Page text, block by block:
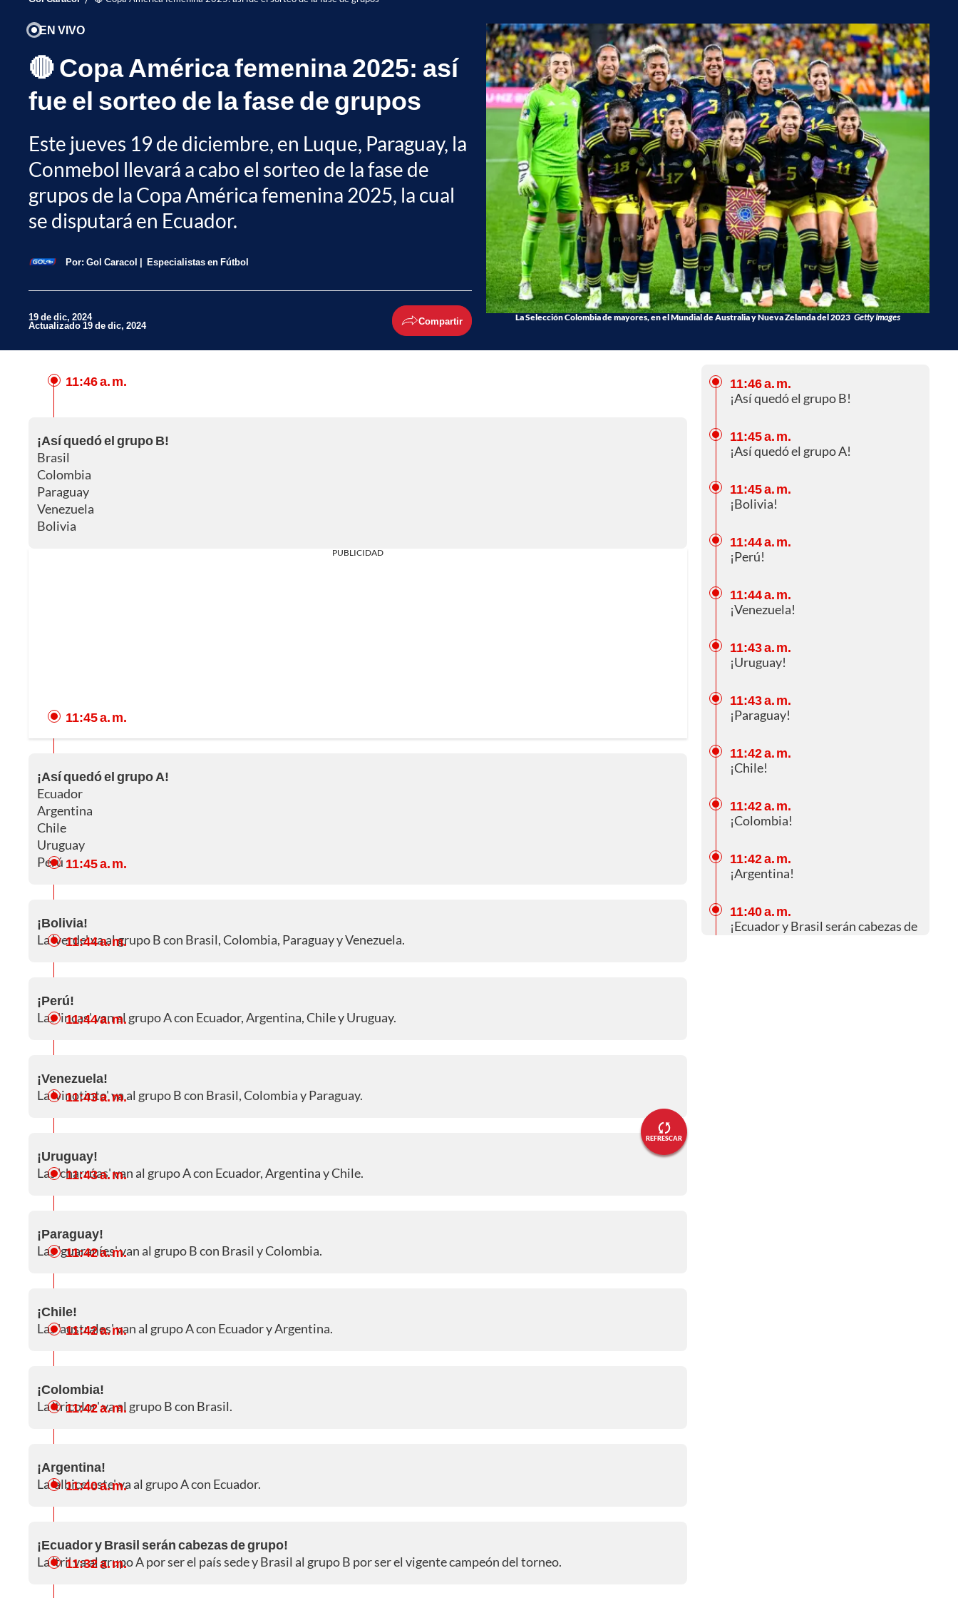
EN VIVO
🔴 Copa América femenina 2025: así
fue el sorteo de la fase de grupos
Este jueves 19 de diciembre, en Luque, Paraguay, la
Conmebol llevará a cabo el sorteo de la fase de
grupos de la Copa América femenina 2025, la cual
se disputará en Ecuador.
Por: Gol Caracol Especialistas en Fútbol
19 de dic, 2024
Actualizado 19 de dic, 2024 Compartir La Selección Colombia de mayores, en el Mundial de Australia y Nueva Zelanda del 2023 Getty Images
REFRESCAR
11:46 a. m.
¡Así quedó el grupo B!
Brasil
Colombia
Paraguay
Venezuela
Bolivia
PUBLICIDAD
11:45 a. m.
¡Así quedó el grupo A!
Ecuador
Argentina
Chile
Uruguay
Perú 11:45 a. m.
¡Bolivia!
La 'verde' va al grupo B con Brasil, Colombia, Paraguay y Venezuela.
11:44 a. m.
¡Perú!
Las 'incas' van al grupo A con Ecuador, Argentina, Chile y Uruguay.
11:44 a. m.
¡Venezuela!
La 'vinotinto' va al grupo B con Brasil, Colombia y Paraguay.
11:43 a. m.
¡Uruguay!
Las 'charrúas' van al grupo A con Ecuador, Argentina y Chile.
11:43 a. m.
¡Paraguay!
Las 'guaraníes' van al grupo B con Brasil y Colombia.
11:42 a. m.
¡Chile!
Las 'australes' van al grupo A con Ecuador y Argentina.
11:42 a. m.
¡Colombia!
La 'tricolor' va al grupo B con Brasil.
11:42 a. m.
¡Argentina!
La 'albiceleste' va al grupo A con Ecuador.
11:40 a. m.
¡Ecuador y Brasil serán cabezas de grupo!
La 'tri' va al grupo A por ser el país sede y Brasil al grupo B por ser el vigente campeón del torneo.
11:32 a. m.
11:46 a. m.
¡Así quedó el grupo B!
11:45 a. m.
¡Así quedó el grupo A!
11:45 a. m.
¡Bolivia!
11:44 a. m.
¡Perú!
11:44 a. m.
¡Venezuela!
11:43 a. m.
¡Uruguay!
11:43 a. m.
¡Paraguay!
11:42 a. m.
¡Chile!
11:42 a. m.
¡Colombia!
11:42 a. m.
¡Argentina!
11:40 a. m.
¡Ecuador y Brasil serán cabezas de